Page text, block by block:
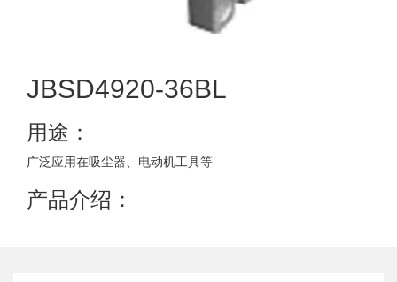
JBSD4920-36BL
用途：
广泛应用在吸尘器、电动机工具等
产品介绍：